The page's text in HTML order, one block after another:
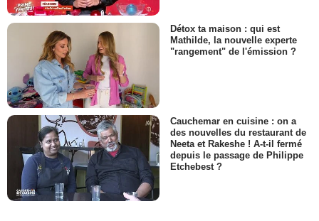
Détox ta maison : qui est
Mathilde, la nouvelle experte
"rangement" de l'émission ?
Cauchemar en cuisine : on a
des nouvelles du restaurant de
Neeta et Rakeshe ! A-t-il fermé
depuis le passage de Philippe
Etchebest ?